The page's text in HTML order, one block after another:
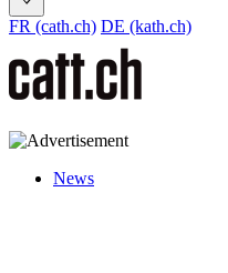
FR (cath.ch) DE (kath.ch)
News